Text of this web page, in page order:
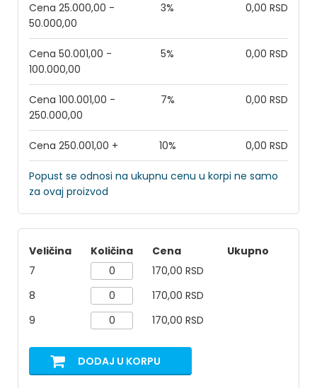
Cena 25.000,00 -
50.000,00
3% 0,00 RSD
Cena 50.001,00 -
100.000,00
5% 0,00 RSD
Cena 100.001,00 -
250.000,00
7% 0,00 RSD
Cena 250.001,00 + 10% 0,00 RSD
Popust se odnosi na ukupnu cenu u korpi ne samo
za ovaj proizvod
Veličina Količina Cena
Ukupno
7
170,00 RSD
8
170,00 RSD
9
170,00 RSD
DODAJ U KORPU